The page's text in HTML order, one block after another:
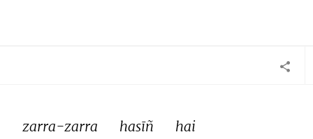
zarra-zarra hasīñ
hai